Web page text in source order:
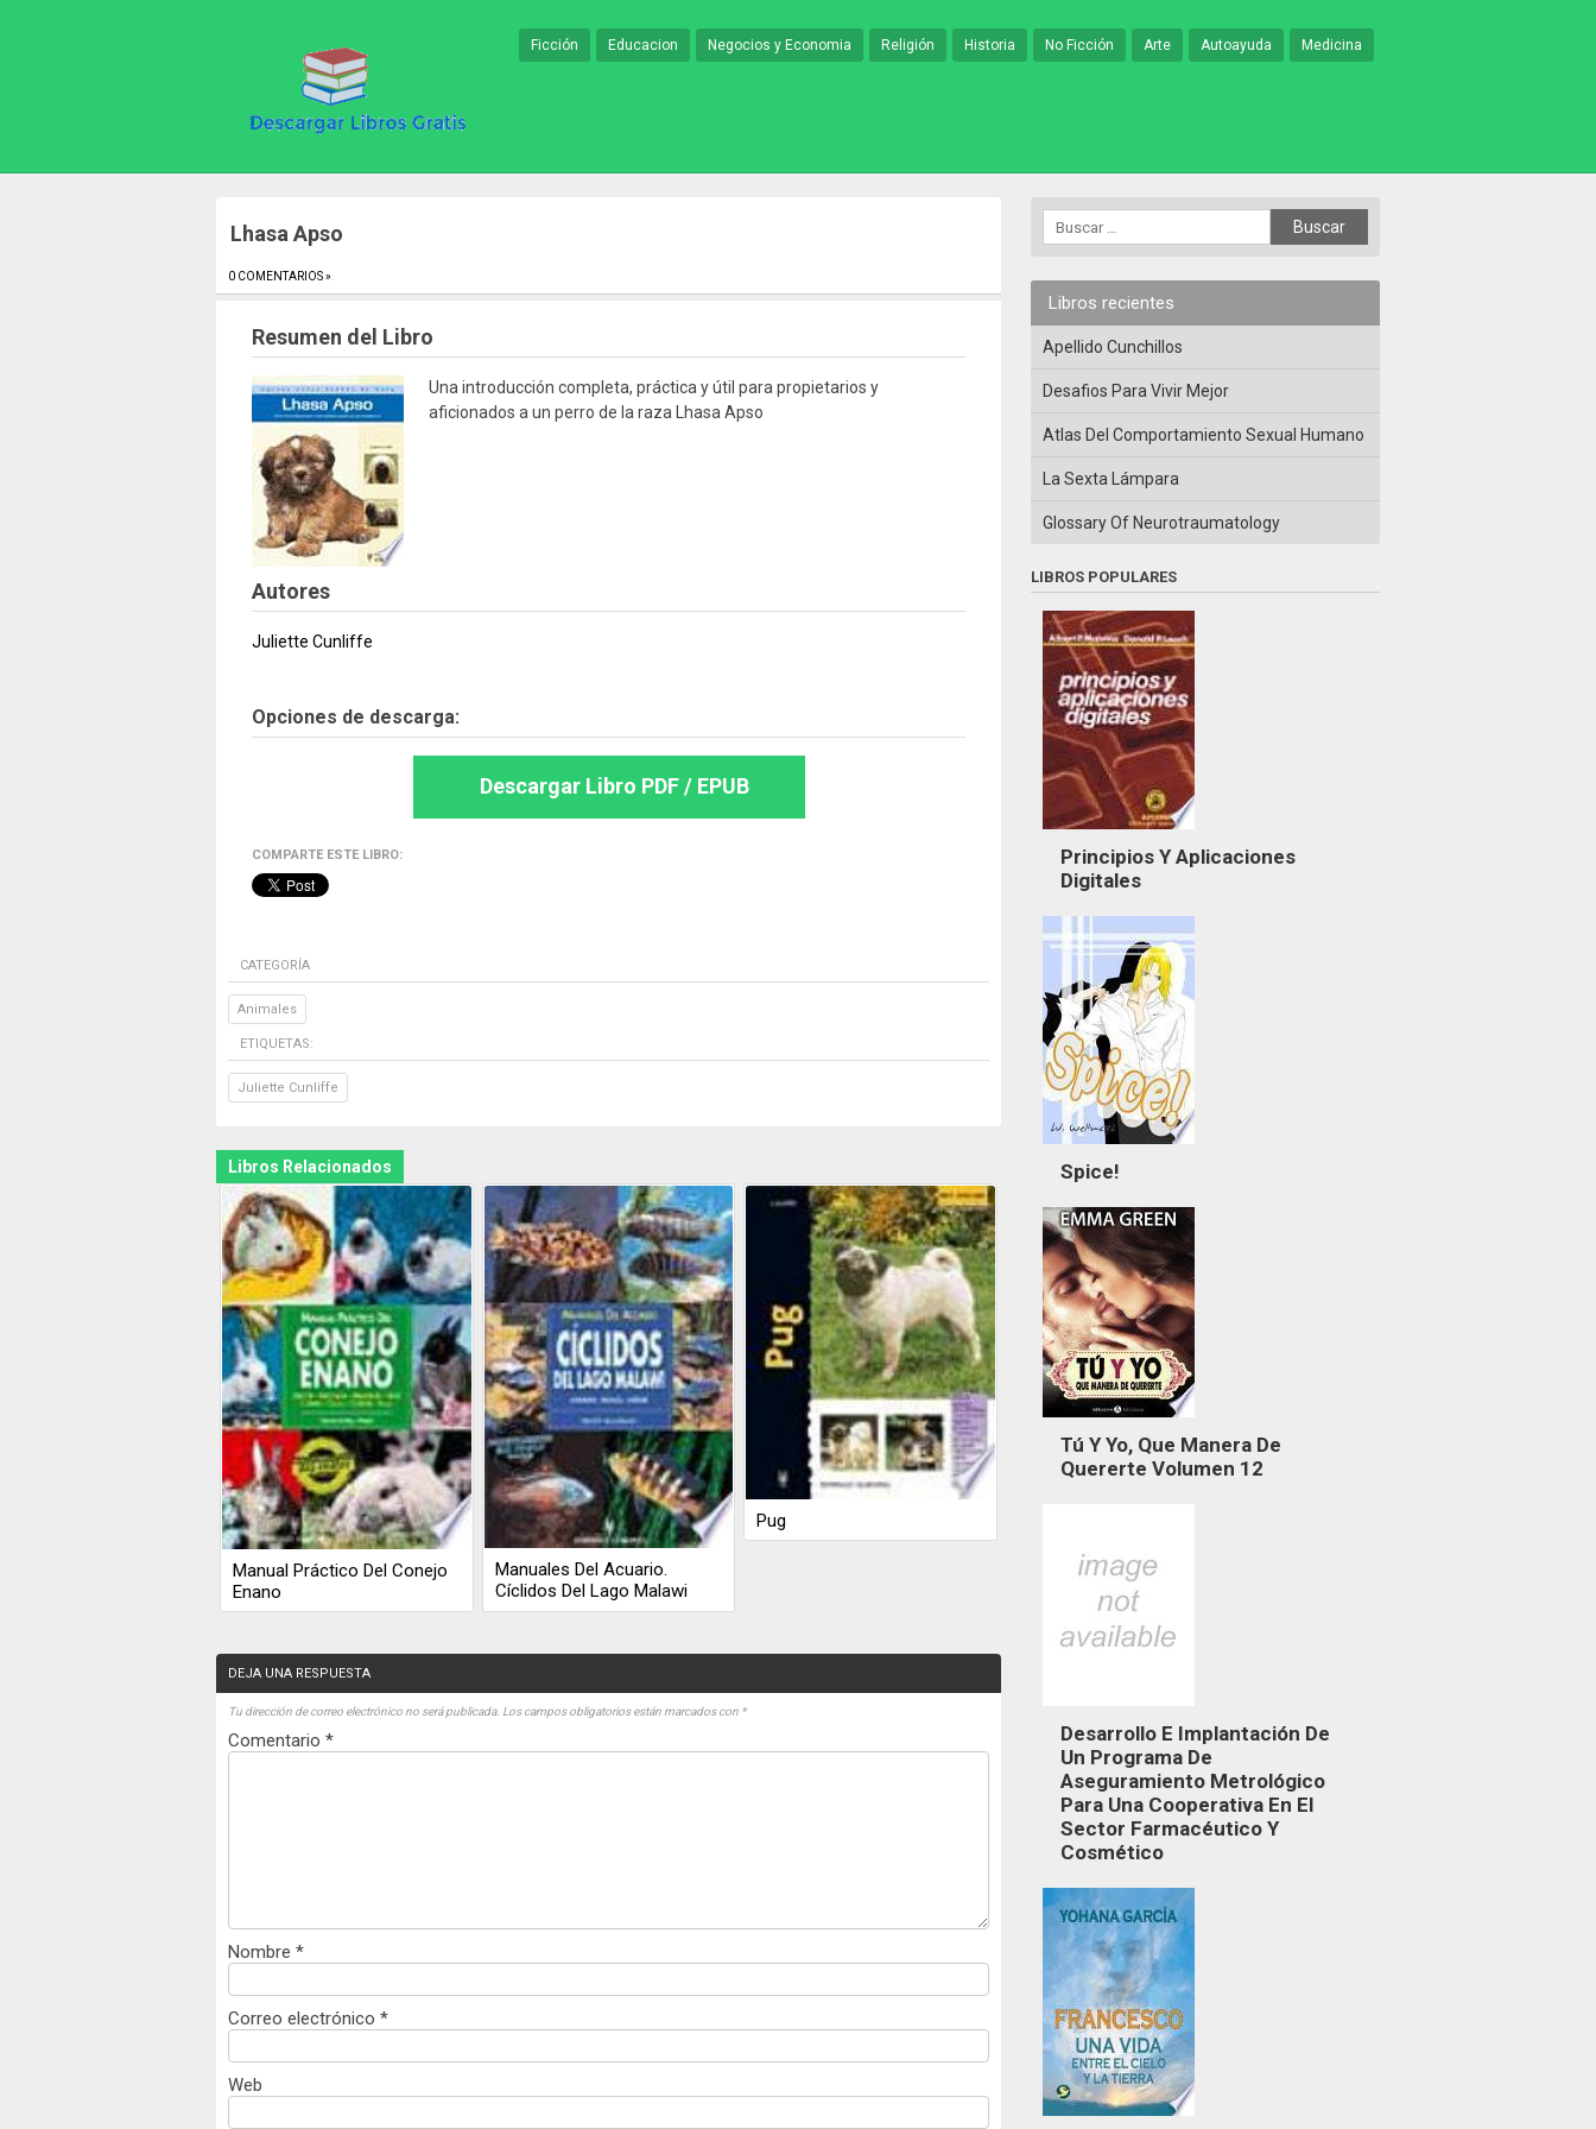
Ficción Educacion Negocios y Economia Religión Historia No Ficción Arte Autoayuda Medicina
Lhasa Apso
0 COMENTARIOS »
Resumen del Libro
Una introducción completa, práctica y útil para propietarios y
aficionados a un perro de la raza Lhasa Apso
Autores
Juliette Cunliffe
Opciones de descarga:
Descargar Libro PDF / EPUB
COMPARTE ESTE LIBRO:
CATEGORÍA
Animales
ETIQUETAS:
Juliette Cunliffe
Libros Relacionados
Manual Práctico Del Conejo
Enano
Manuales Del Acuario.
Cíclidos Del Lago Malawi
Pug
DEJA UNA RESPUESTA
Tu dirección de correo electrónico no será publicada. Los campos obligatorios están marcados con *
Comentario *
Nombre *
Correo electrónico *
Web
Libros recientes
Apellido Cunchillos
Desafios Para Vivir Mejor
Atlas Del Comportamiento Sexual Humano
La Sexta Lámpara
Glossary Of Neurotraumatology
LIBROS POPULARES
Principios Y Aplicaciones
Digitales
Spice!
Tú Y Yo, Que Manera De
Quererte Volumen 12
Desarrollo E Implantación De
Un Programa De
Aseguramiento Metrológico
Para Una Cooperativa En El
Sector Farmacéutico Y
Cosmético